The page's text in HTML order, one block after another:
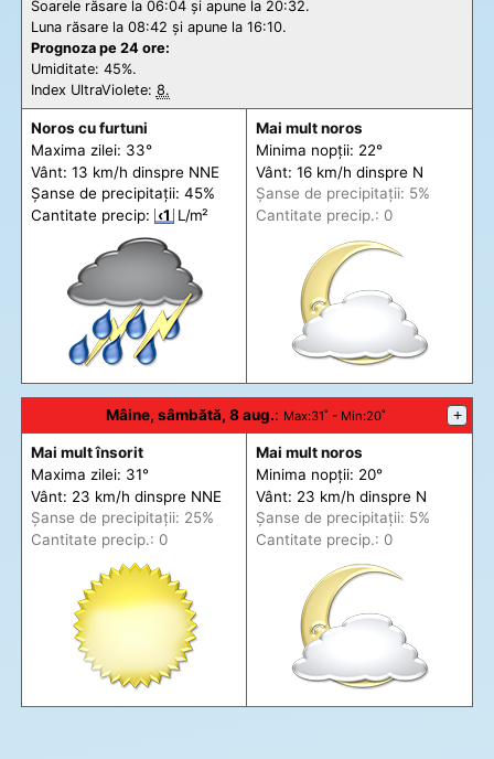
Soarele răsare la 06:04 și apune la 20:32.
Luna răsare la 08:42 și apune la 16:10.
Prognoza pe 24 ore:
Umiditate: 45%.
Index UltraViolete: 8.
Noros cu furtuni
Maxima zilei: 33°
Vânt: 13 km/h dinspre NNE
Șanse de precipitații: 45%
Cantitate precip: ‹1 L/m²
Mai mult noros
Minima nopții: 22°
Vânt: 16 km/h dinspre N
Șanse de precipitații: 5%
Cantitate precip.: 0
Mâine, sâmbătă, 8 aug.: Max:31˚ - Min:20˚ +
Mai mult însorit
Maxima zilei: 31°
Vânt: 23 km/h dinspre NNE
Șanse de precipitații: 25%
Cantitate precip.: 0
Mai mult noros
Minima nopții: 20°
Vânt: 23 km/h dinspre N
Șanse de precipitații: 5%
Cantitate precip.: 0